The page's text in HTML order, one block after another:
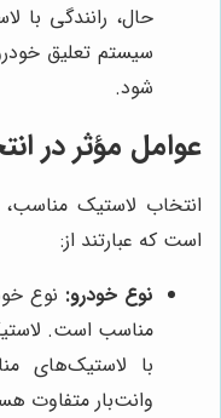
حال، رانندگی با
سیستم تعلیق
شود.
عوامل مؤثر در
انتخاب لاستیک مناسب،
است که عبارتند از:
نوع خودرو: نوع
مناسب است.
با لاستیک‌های
وانت‌بار متفاوت